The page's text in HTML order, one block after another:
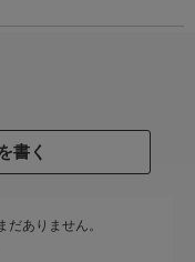
書く
ありません。